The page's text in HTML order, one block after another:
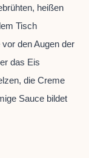
heißen
Tisch
den Augen der
das Eis
die Creme
Sauce bildet